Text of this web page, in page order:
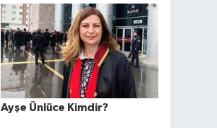
Ayşe Ünlüce Kimdir?